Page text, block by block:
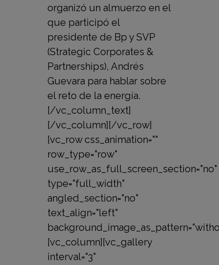
organizó un almuerzo en el
que participó el
presidente de Bp y SVP
(Strategic Corporates &
Partnerships), Andrés
Guevara para hablar sobre
el reto de la energía.
[/vc_column_text]
[/vc_column][/vc_row]
[vc_row css_animation=""
row_type="row"
use_row_as_full_screen_section="no"
type="full_width"
angled_section="no"
text_align="left"
[vc_column][vc_gallery
interval="3"